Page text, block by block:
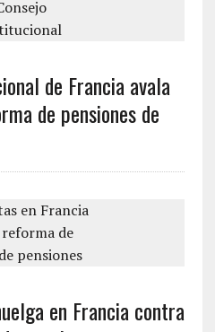
de Francia avala
de pensiones de
en Francia contra